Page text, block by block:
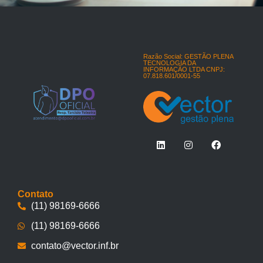
m
Razão Social: GESTÃO PLENA
TECNOLOGIA DA
INFORMAÇÃO LTDA CNPJ:
07.818.601/0001-55
Contato
(11) 98169-6666
(11) 98169-6666
contato@vector.inf.br